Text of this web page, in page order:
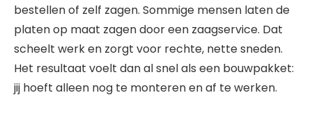
bestellen of zelf zagen. Sommige mensen laten de
platen op maat zagen door een zaagservice. Dat
scheelt werk en zorgt voor rechte, nette sneden.
Het resultaat voelt dan al snel als een bouwpakket:
jij hoeft alleen nog te monteren en af te werken.